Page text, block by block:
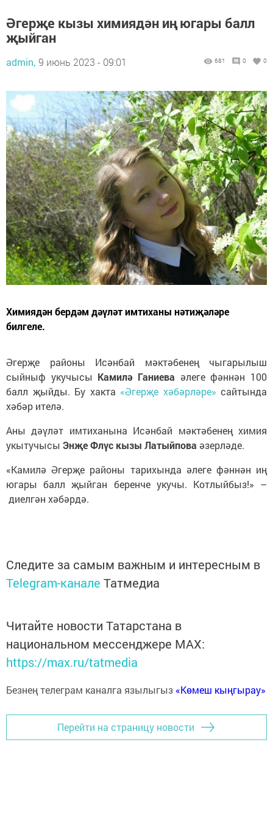
Әгерҗе кызы химиядән иң югары балл
җыйган
admin, 9 июнь 2023 - 09:01 681 0 0
Химиядән бердәм дәүләт имтиханы нәтиҗәләре
билгеле.
Әгерҗе районы Исәнбай мәктәбенең чыгарылыш
сыйныф укучысы Камилә Ганиева әлеге фәннән 100
балл җыйды. Бу хакта «Әгерҗе хәбәрләре» сайтында
хәбәр ителә.
Аны дәүләт имтиханына Исәнбай мәктәбенең химия
укытучысы Энҗе Флүс кызы Латыйпова әзерләде.
«Камилә Әгерҗе районы тарихында әлеге фәннән иң
югары балл җыйган беренче укучы. Котлыйбыз!» –
диелгән хәбәрдә.
Следите за самым важным и интересным в
Telegram-канале Татмедиа
Читайте новости Татарстана в
национальном мессенджере MАХ:
https://max.ru/tatmedia
Безнең телеграм каналга язылыгыз «Көмеш кыңгырау»
Перейти на страницу новости